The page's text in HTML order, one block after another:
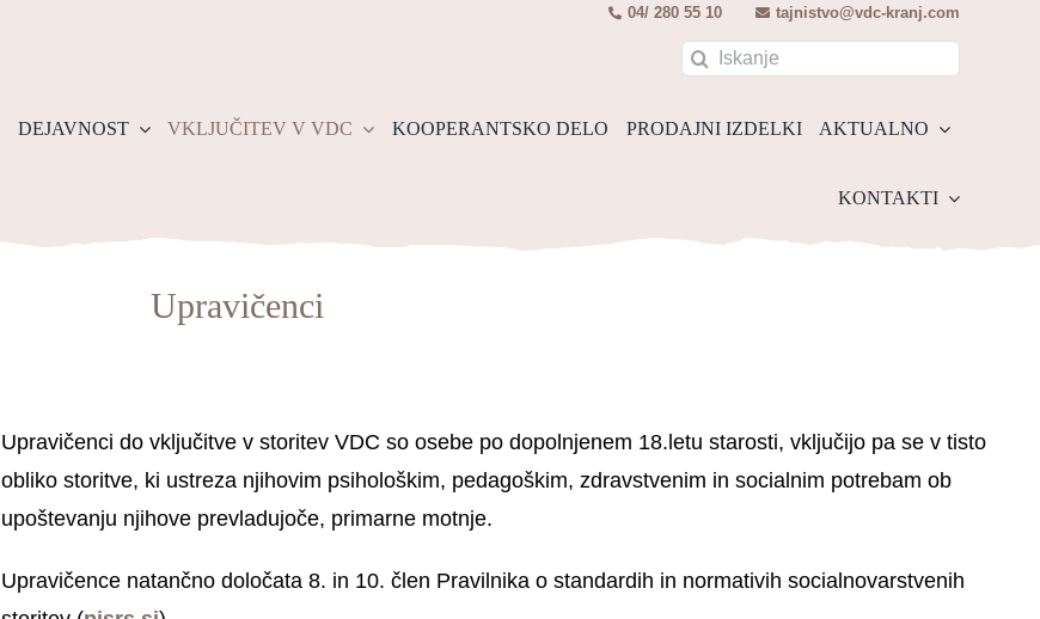
04/ 280 55 10 tajnistvo@vdc-kranj.com
Search
DEJAVNOST VKLJUČITEV V VDC KOOPERANTSKO DELO PRODAJNI IZDELKI AKTUALNO
KONTAKTI
Upravičenci
Upravičenci do vključitve v storitev VDC so osebe po dopolnjenem 18.letu starosti, vključijo pa se v tisto
obliko storitve, ki ustreza njihovim psihološkim, pedagoškim, zdravstvenim in socialnim potrebam ob
upoštevanju njihove prevladujoče, primarne motnje.
Upravičence natančno določata 8. in 10. člen Pravilnika o standardih in normativih socialnovarstvenih